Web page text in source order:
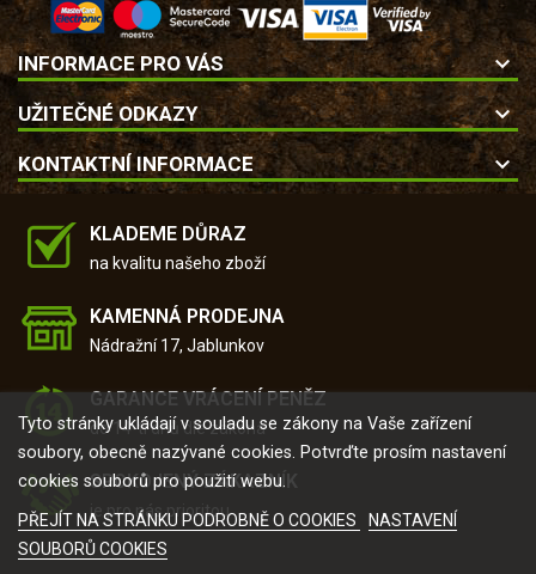
INFORMACE PRO VÁS keyboard_arrow_down
UŽITEČNÉ ODKAZY keyboard_arrow_down
KONTAKTNÍ INFORMACE keyboard_arrow_down
Tyto stránky ukládají v souladu se zákony na Vaše zařízení
soubory, obecně nazývané cookies. Potvrďte prosím nastavení
cookies souborů pro použití webu.
PŘEJÍT NA STRÁNKU PODROBNĚ O COOKIES
NASTAVENÍ
SOUBORŮ COOKIES
KLADEME DŮRAZ
na kvalitu našeho zboží
KAMENNÁ PRODEJNA
Nádražní 17, Jablunkov
GARANCE VRÁCENÍ PENĚZ
do 14-ti dnů dle zákona
SPOKOJENÝ ZÁKAZNÍK
je pro nás prioritou